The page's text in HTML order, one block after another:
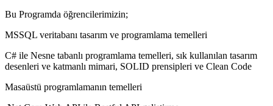
Bu Programda öğrencilerimizin;
MSSQL veritabanı tasarım ve programlama temelleri
C# ile Nesne tabanlı programlama temelleri, sık kullanılan tasarım
desenleri ve katmanlı mimari, SOLID prensipleri ve Clean Code
Masaüstü programlamanın temelleri